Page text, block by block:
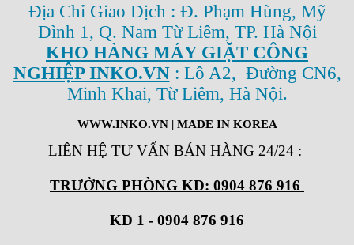
Địa Chỉ Giao Dịch : Đ. Phạm Hùng, Mỹ
Đình 1, Q. Nam Từ Liêm, TP. Hà Nội
KHO HÀNG MÁY GIẶT CÔNG
NGHIỆP INKO.VN: Lô A2, Đường CN6,
Minh Khai, Từ Liêm, Hà Nội.
WWW.INKO.VN| MADE IN KOREA
LIÊN HỆ TƯ VẤN BÁN HÀNG 24/24 :
TRƯỞNG PHÒNG KD: 0904 876 916
KD 1 - 0904 876 916